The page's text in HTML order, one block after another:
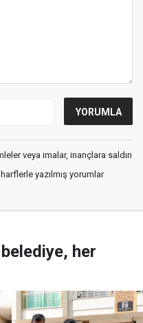
veya imalar, inançlara saldırı
yazılmış yorumlar
her